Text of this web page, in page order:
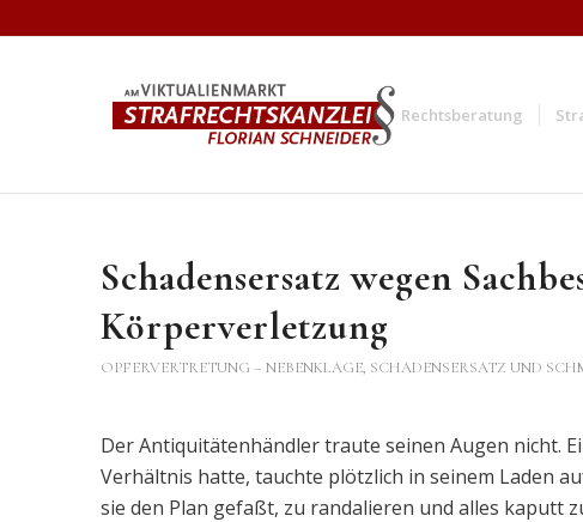
Rechtsberatung
Schadensersatz wegen
Körperverletzung
OPFERVERTRETUNG – NEBENKLAGE, SCHADENSERSATZ UND
Der Antiquitätenhändler traute seinen Augen nicht.
Verhältnis hatte, tauchte plötzlich in seinem Laden
sie den Plan gefaßt, zu randalieren und alles kaputt